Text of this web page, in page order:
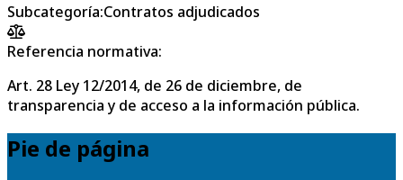
Subcategoría:Contratos adjudicados
Referencia normativa:
Art. 28 Ley 12/2014, de 26 de diciembre, de
transparencia y de acceso a la información pública.
Pie de página